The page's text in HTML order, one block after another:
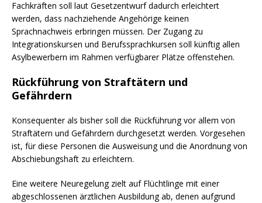
Fachkräften soll laut Gesetzentwurf dadurch erleichtert
werden, dass nachziehende Angehörige keinen
Sprachnachweis erbringen müssen. Der Zugang zu
Integrationskursen und Berufssprachkursen soll künftig allen
Asylbewerbern im Rahmen verfügbarer Plätze offenstehen.
Rückführung von Straftätern und
Gefährdern
Konsequenter als bisher soll die Rückführung vor allem von
Straftätern und Gefährdern durchgesetzt werden. Vorgesehen
ist, für diese Personen die Ausweisung und die Anordnung von
Abschiebungshaft zu erleichtern.
Eine weitere Neuregelung zielt auf Flüchtlinge mit einer
abgeschlossenen ärztlichen Ausbildung ab, denen aufgrund